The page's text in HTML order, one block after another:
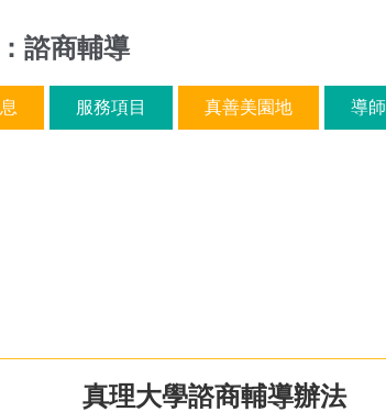
諮商輔導
服務項目 真善美園地 導
真理大學諮商輔導辦法